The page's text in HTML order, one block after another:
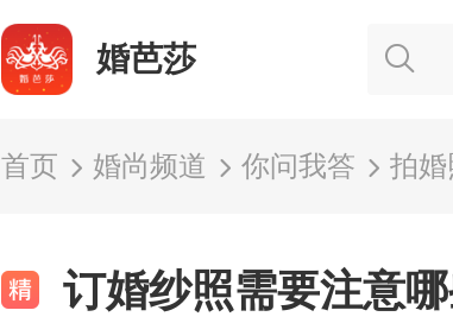
婚芭莎
首页 婚尚频道 你问我答 拍婚
订婚纱照需要注意